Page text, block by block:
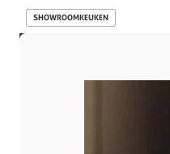
SHOWROOMKEUKEN